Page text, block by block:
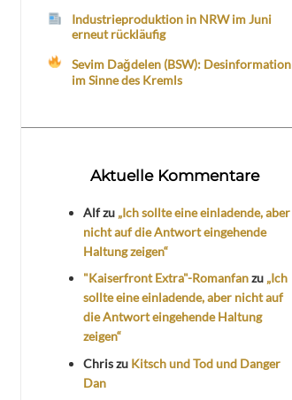
Industrieproduktion in NRW im Juni
erneut rückläufig
Sevim Dağdelen (BSW): Desinformation
im Sinne des Kremls
Aktuelle Kommentare
Alfzu „Ich sollte eine einladende, aber
nicht auf die Antwort eingehende
Haltung zeigen“
"Kaiserfront Extra"-Romanfanzu „Ich
sollte eine einladende, aber nicht auf
die Antwort eingehende Haltung
zeigen“
Chriszu Kitsch und Tod und Danger
Dan